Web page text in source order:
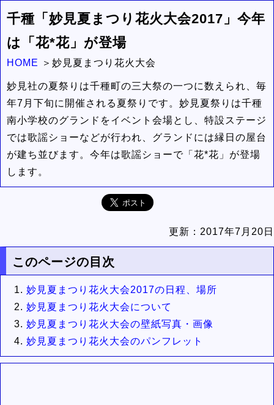
千種「妙見夏まつり花火大会2017」今年
は「花*花」が登場
HOME 妙見夏まつり花火大会
妙見社の夏祭りは千種町の三大祭の一つに数えられ、毎
年7月下旬に開催される夏祭りです。妙見夏祭りは千種
南小学校のグランドをイベント会場とし、特設ステージ
では歌謡ショーなどが行われ、グランドには縁日の屋台
が建ち並びます。今年は歌謡ショーで「花*花」が登場
します。
更新： 2017年7月20日
このページの目次
妙見夏まつり花火大会2017の日程、場所
妙見夏まつり花火大会について
妙見夏まつり花火大会の壁紙写真・画像
妙見夏まつり花火大会のパンフレット